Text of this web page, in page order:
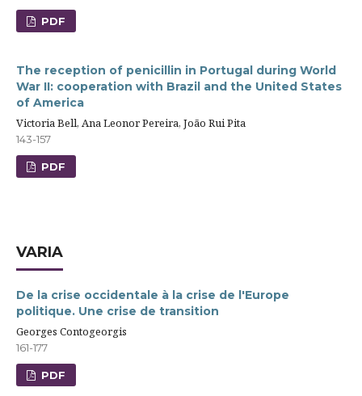
PDF
The reception of penicillin in Portugal during World
War II: cooperation with Brazil and the United States
of America
Victoria Bell, Ana Leonor Pereira, João Rui Pita
143-157
PDF
VARIA
De la crise occidentale à la crise de l'Europe
politique. Une crise de transition
Georges Contogeorgis
161-177
PDF